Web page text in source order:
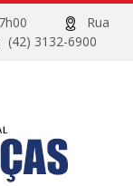
17h00
Rua
(42) 3132-6900